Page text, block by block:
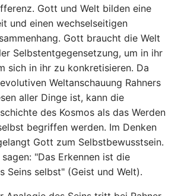
Gott und Welt bilden eine
und einen wechselseitigen
Gott braucht die Welt
Selbstentgegensetzung, um in ihr
sich in ihr zu konkretisieren. Da
Weltanschauung Rahners
aller Dinge ist, kann die
des Kosmos als das Werden
begriffen werden. Im Denken
Gott zum Selbstbewusstsein.
sagen: "Das Erkennen ist die
Seins selbst" (Geist und Welt).